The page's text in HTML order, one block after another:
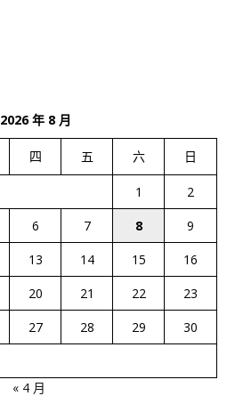
2026 年 8 月
四 五 六 日
1
2
6 7 8
9
13 14 15
16
20 21 22
23
27 28 29
30
« 4 月